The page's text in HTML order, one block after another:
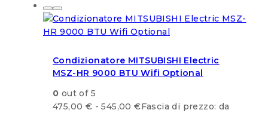
Condizionatore MITSUBISHI Electric
MSZ-HR 9000 BTU Wifi Optional
0 out of 5
475,00 € - 545,00€Fascia di prezzo: da